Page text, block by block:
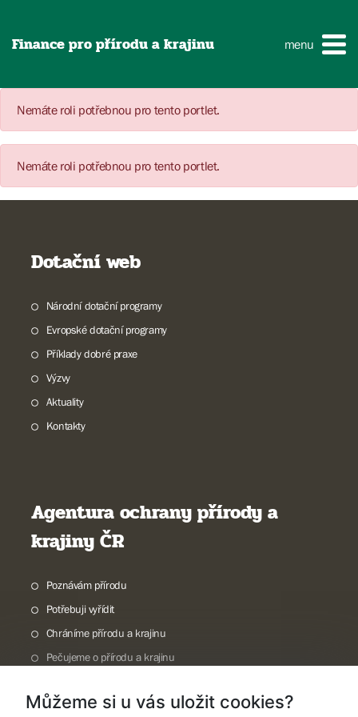
Finance pro přírodu a krajinu menu
Nemáte roli potřebnou pro tento portlet.
Nemáte roli potřebnou pro tento portlet.
Dotační web
Národní dotační programy
Evropské dotační programy
Příklady dobré praxe
Výzvy
Aktuality
Kontakty
Agentura ochrany přírody a
krajiny ČR
Poznávám přírodu
Potřebuji vyřídit
Chráníme přírodu a krajinu
Pečujeme o přírodu a krajinu
O nás
Můžeme si u vás uložit cookies?